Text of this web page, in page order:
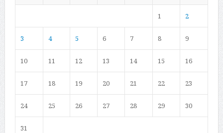
1 2
3 4 5 6 7 8 9
10 11 12 13 14 15 16
17 18 19 20 21 22 23
24 25 26 27 28 29 30
31